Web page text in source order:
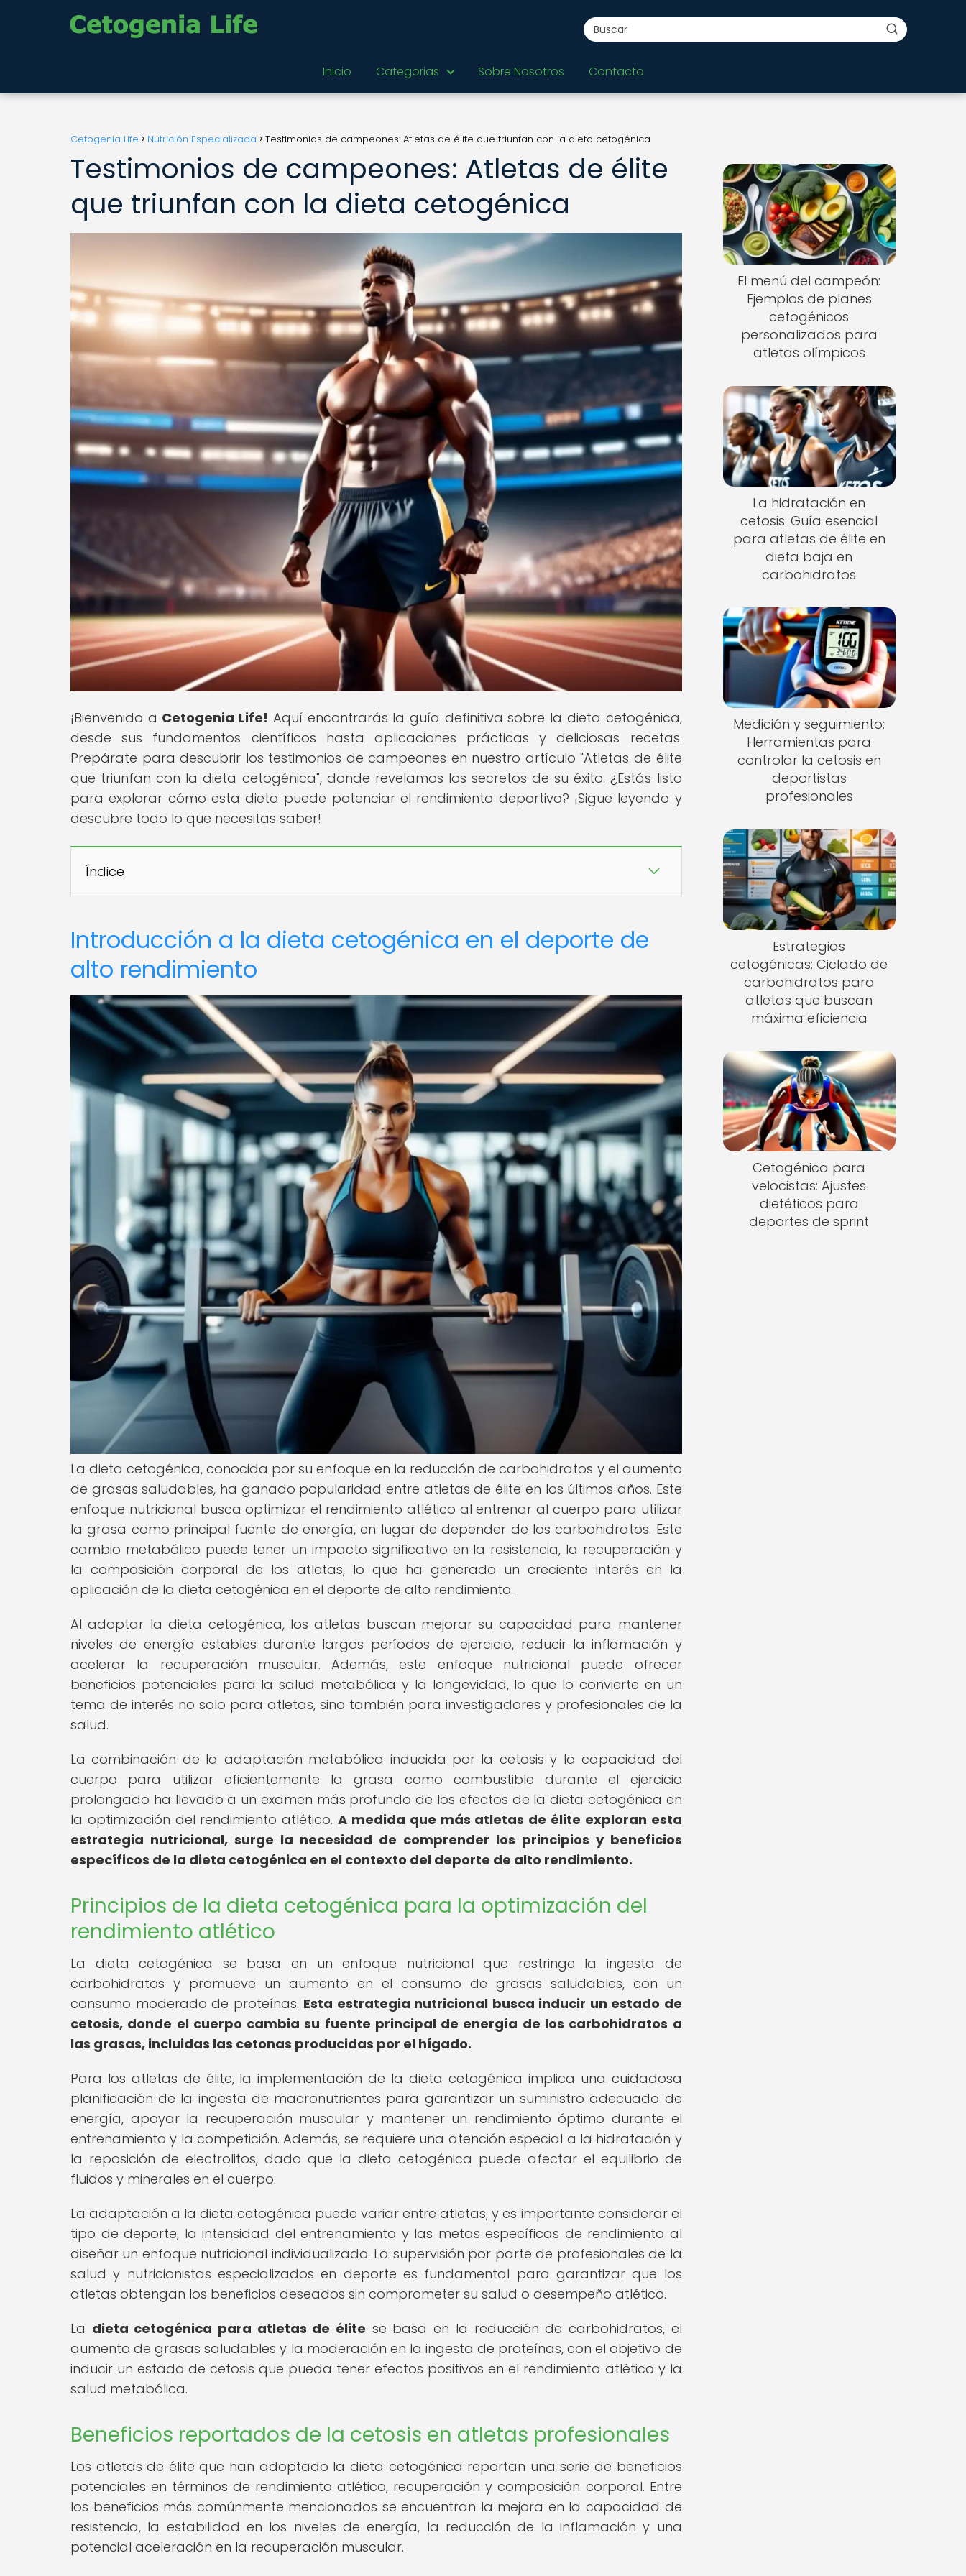
Inicio Categorias Sobre Nosotros Contacto
Cetogenia Life Nutrición Especializada Testimonios de campeones: Atletas de élite que triunfan con la dieta cetogénica
Testimonios de campeones: Atletas de élite
que triunfan con la dieta cetogénica
¡Bienvenido a Cetogenia Life! Aquí encontrarás la guía definitiva sobre la dieta cetogénica,
desde sus fundamentos científicos hasta aplicaciones prácticas y deliciosas recetas.
Prepárate para descubrir los testimonios de campeones en nuestro artículo "Atletas de élite
que triunfan con la dieta cetogénica", donde revelamos los secretos de su éxito. ¿Estás listo
para explorar cómo esta dieta puede potenciar el rendimiento deportivo? ¡Sigue leyendo y
descubre todo lo que necesitas saber!
Índice
Introducción a la dieta cetogénica en el deporte de
alto rendimiento
La dieta cetogénica, conocida por su enfoque en la reducción de carbohidratos y el aumento
de grasas saludables, ha ganado popularidad entre atletas de élite en los últimos años. Este
enfoque nutricional busca optimizar el rendimiento atlético al entrenar al cuerpo para utilizar
la grasa como principal fuente de energía, en lugar de depender de los carbohidratos. Este
cambio metabólico puede tener un impacto significativo en la resistencia, la recuperación y
la composición corporal de los atletas, lo que ha generado un creciente interés en la
aplicación de la dieta cetogénica en el deporte de alto rendimiento.
Al adoptar la dieta cetogénica, los atletas buscan mejorar su capacidad para mantener
niveles de energía estables durante largos períodos de ejercicio, reducir la inflamación y
acelerar la recuperación muscular. Además, este enfoque nutricional puede ofrecer
beneficios potenciales para la salud metabólica y la longevidad, lo que lo convierte en un
tema de interés no solo para atletas, sino también para investigadores y profesionales de la
salud.
La combinación de la adaptación metabólica inducida por la cetosis y la capacidad del
cuerpo para utilizar eficientemente la grasa como combustible durante el ejercicio
prolongado ha llevado a un examen más profundo de los efectos de la dieta cetogénica en
la optimización del rendimiento atlético.A medida que más atletas de élite exploran esta
estrategia nutricional, surge la necesidad de comprender los principios y beneficios
específicos de la dieta cetogénica en el contexto del deporte de alto rendimiento.
Principios de la dieta cetogénica para la optimización del
rendimiento atlético
La dieta cetogénica se basa en un enfoque nutricional que restringe la ingesta de
carbohidratos y promueve un aumento en el consumo de grasas saludables, con un
consumo moderado de proteínas. Esta estrategia nutricional busca inducir un estado de
cetosis, donde el cuerpo cambia su fuente principal de energía de los carbohidratos a
las grasas, incluidas las cetonas producidas por el hígado.
Para los atletas de élite, la implementación de la dieta cetogénica implica una cuidadosa
planificación de la ingesta de macronutrientes para garantizar un suministro adecuado de
energía, apoyar la recuperación muscular y mantener un rendimiento óptimo durante el
entrenamiento y la competición. Además, se requiere una atención especial a la hidratación y
la reposición de electrolitos, dado que la dieta cetogénica puede afectar el equilibrio de
fluidos y minerales en el cuerpo.
La adaptación a la dieta cetogénica puede variar entre atletas, y es importante considerar el
tipo de deporte, la intensidad del entrenamiento y las metas específicas de rendimiento al
diseñar un enfoque nutricional individualizado. La supervisión por parte de profesionales de la
salud y nutricionistas especializados en deporte es fundamental para garantizar que los
atletas obtengan los beneficios deseados sin comprometer su salud o desempeño atlético.
La dieta cetogénica para atletas de élite se basa en la reducción de carbohidratos, el
aumento de grasas saludables y la moderación en la ingesta de proteínas, con el objetivo de
inducir un estado de cetosis que pueda tener efectos positivos en el rendimiento atlético y la
salud metabólica.
Beneficios reportados de la cetosis en atletas profesionales
Los atletas de élite que han adoptado la dieta cetogénica reportan una serie de beneficios
potenciales en términos de rendimiento atlético, recuperación y composición corporal. Entre
los beneficios más comúnmente mencionados se encuentran la mejora en la capacidad de
resistencia, la estabilidad en los niveles de energía, la reducción de la inflamación y una
potencial aceleración en la recuperación muscular.
El menú del campeón:
Ejemplos de planes
cetogénicos
personalizados para
atletas olímpicos
La hidratación en
cetosis: Guía esencial
para atletas de élite en
dieta baja en
carbohidratos
Medición y seguimiento:
Herramientas para
controlar la cetosis en
deportistas
profesionales
Estrategias
cetogénicas: Ciclado de
carbohidratos para
atletas que buscan
máxima eficiencia
Cetogénica para
velocistas: Ajustes
dietéticos para
deportes de sprint